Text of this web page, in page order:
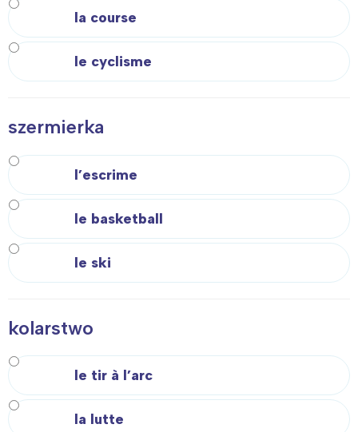
la course
le cyclisme
szermierka
l’escrime
le basketball
le ski
kolarstwo
le tir à l’arc
la lutte